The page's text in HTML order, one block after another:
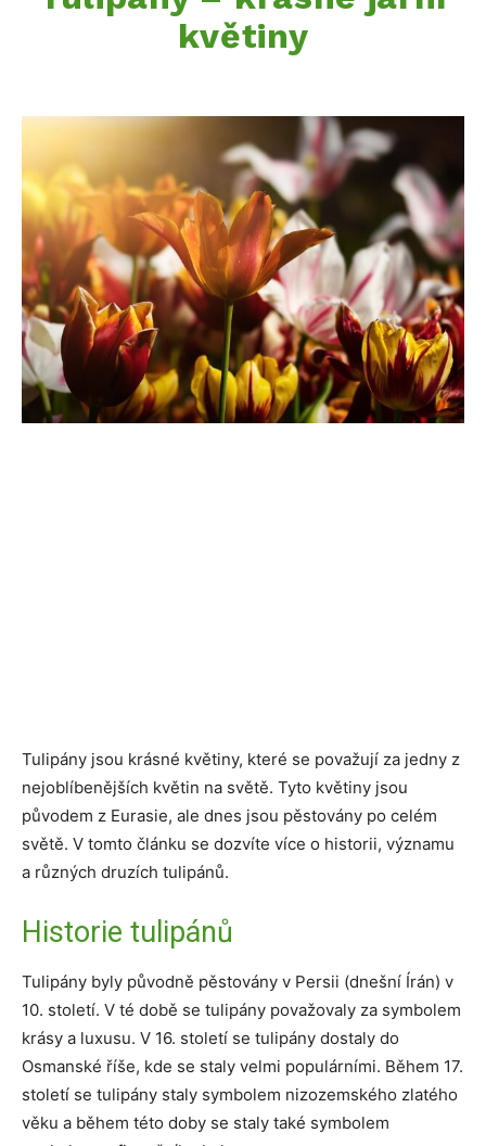
květiny
Tulipány jsou krásné květiny, které se považují za jedny z
nejoblíbenějších květin na světě. Tyto květiny jsou
původem z Eurasie, ale dnes jsou pěstovány po celém
světě. V tomto článku se dozvíte více o historii, významu
a různých druzích tulipánů.
Historie tulipánů
Tulipány byly původně pěstovány v Persii (dnešní Írán) v
10. století. V té době se tulipány považovaly za symbolem
krásy a luxusu. V 16. století se tulipány dostaly do
Osmanské říše, kde se staly velmi populárními. Během 17.
století se tulipány staly symbolem nizozemského zlatého
věku a během této doby se staly také symbolem